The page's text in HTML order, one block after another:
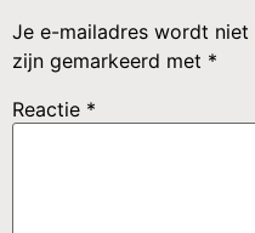
Je e-mailadres wordt niet
zijn gemarkeerd met *
Reactie *